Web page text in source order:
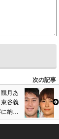
1 2
ゴリ押ししてん
1 2
次の記事
月あ
谷義
納得
対も